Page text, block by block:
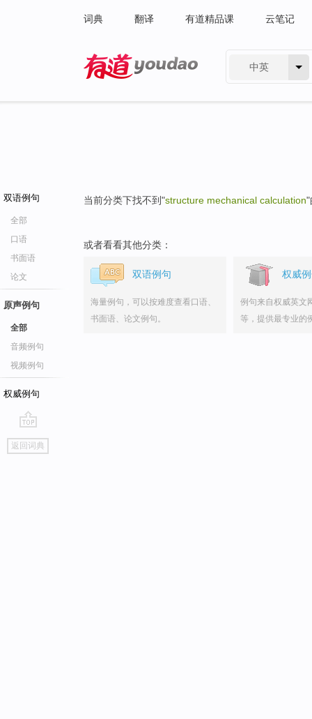
词典 翻译 有道精品课 云笔记
中英
双语例句
全部
口语
书面语
论文
原声例句
全部
音频例句
视频例句
权威例句
go
top
返回词典
当前分类下找不到"structure mechanical calculation"
或者看看其他分类：
双语例句
海量例句，可以按难度查看口语、
书面语、论文例句。
权威
例句来自权威英文
等，提供最专业的